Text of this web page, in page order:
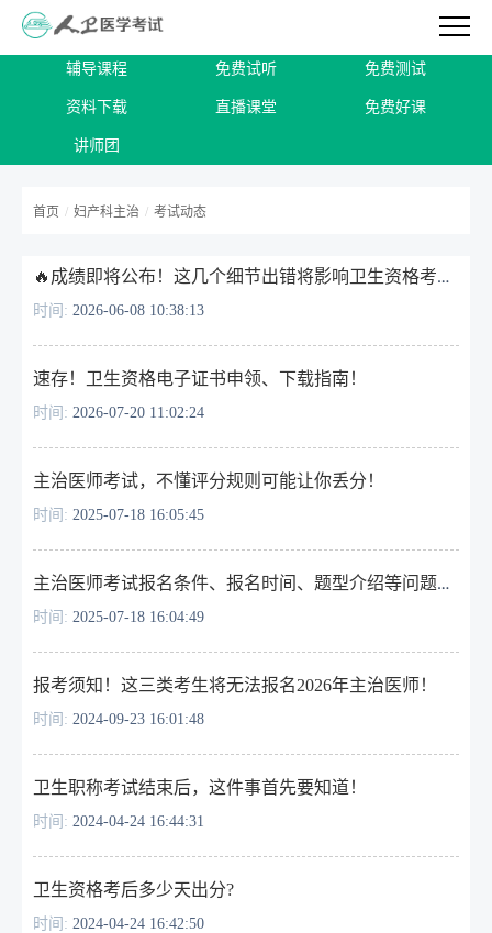
辅导课程 免费试听 免费测试
资料下载 直播课堂 免费好课
讲师团
首页 / 妇产科主治 / 考试动态
🔥成绩即将公布！这几个细节出错将影响卫生资格考试成绩！
时间: 2026-06-08 10:38:13
速存！卫生资格电子证书申领、下载指南！
时间: 2026-07-20 11:02:24
主治医师考试，不懂评分规则可能让你丢分！
时间: 2025-07-18 16:05:45
主治医师考试报名条件、报名时间、题型介绍等问题汇总，一文解答！
时间: 2025-07-18 16:04:49
报考须知！这三类考生将无法报名2026年主治医师！
时间: 2024-09-23 16:01:48
卫生职称考试结束后，这件事首先要知道！
时间: 2024-04-24 16:44:31
卫生资格考后多少天出分?
时间: 2024-04-24 16:42:50